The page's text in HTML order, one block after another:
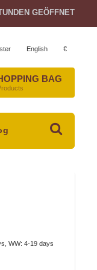
GEÖFFNET
English €
BAG
WW: 4-19 days